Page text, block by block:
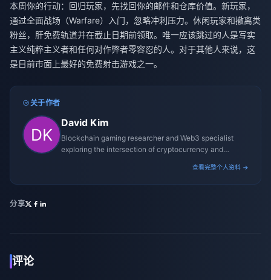
本周你的行动：回归玩家，先找回你的邮件和仓库价值。新玩家，
通过全面战场（Warfare）入门，忽略冲刺压力。休闲玩家和撤离类
粉丝，肝免费轨道并在截止日期前领取。唯一应该跳过的人是写实
主义纯粹主义者和任何对作弊者零容忍的人。对于其他人来说，这
是目前市面上最好的免费射击游戏之一。
关于作者
David Kim
Blockchain gaming researcher and Web3 specialist
exploring the intersection of cryptocurrency and
查看完整个人资料 →
分享
评论